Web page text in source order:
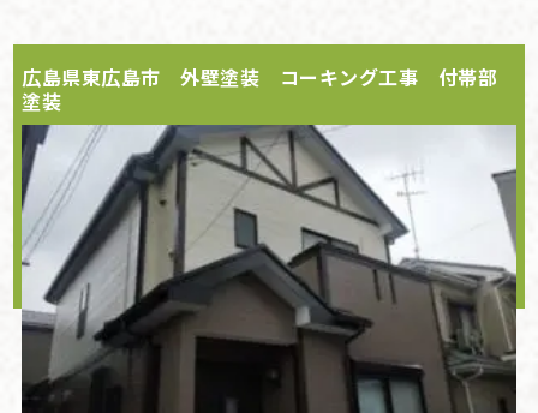
広島県東広島市 外壁塗装 コーキング工事 付帯部
塗装